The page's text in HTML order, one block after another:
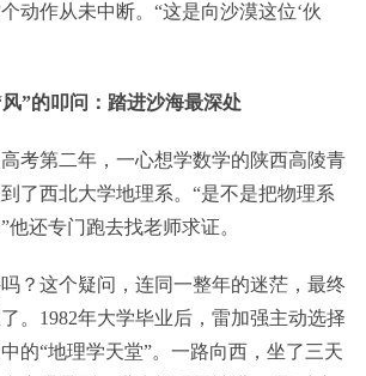
动作从未中断。“这是向沙漠这位‘伙
风”的叩问：踏进沙海最深处
第二年，一心想学数学的陕西高陵青
了西北大学地理系。“是不是把物理系
还专门跑去找老师求证。
这个疑问，连同一整年的迷茫，最终
。1982年大学毕业后，雷加强主动选择
的“地理学天堂”。一路向西，坐了三天